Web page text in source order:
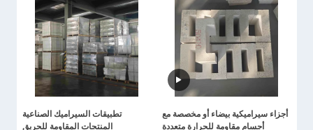
أجزاء سيراميكية بيضاء أو مخصصة مع
أجسام مقاومة للحرارة متعددة
تطبيقات السيراميك الصناعية
المنتجات المقاومة للحريق